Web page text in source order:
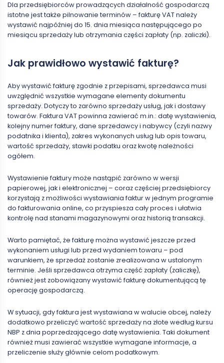
Dla przedsiębiorców prowadzących działalność gospodarczą
istotne jest także pilnowanie terminów – fakturę VAT należy
wystawić najpóźniej do 15. dnia miesiąca następującego po
miesiącu sprzedaży lub otrzymania części zapłaty (np. zaliczki).
Jak prawidłowo wystawić fakturę?
Aby wystawić fakturę zgodnie z przepisami, sprzedawca musi
uwzględnić wszystkie wymagane elementy dokumentu
sprzedaży. Dotyczy to zarówno sprzedaży usług, jak i dostawy
towarów. Faktura VAT powinna zawierać m.in.: datę wystawienia,
kolejny numer faktury, dane sprzedawcy i nabywcy (czyli nazwy
podatnika i klienta), zakres wykonanych usług lub opis towaru,
wartość sprzedaży, stawki podatku oraz kwotę należności
ogółem.
Wystawienie faktury może nastąpić zarówno w wersji
papierowej, jak i elektronicznej – coraz częściej przedsiębiorcy
korzystają z możliwości wystawiania faktur w jednym programie
do fakturowania online, co przyspiesza cały proces i ułatwia
kontrolę nad stanami magazynowymi oraz historią transakcji.
Warto pamiętać, że fakturę można wystawić jeszcze przed
wykonaniem usługi lub przed wydaniem towaru – pod
warunkiem, że sprzedaż zostanie zrealizowana w ustalonym
terminie. Jeśli sprzedawca otrzyma część zapłaty (zaliczkę),
również jest zobowiązany wystawić fakturę dokumentującą tę
operację gospodarczą.
W sytuacji, gdy faktura jest wystawiana w walucie obcej, należy
dodatkowo przeliczyć wartość sprzedaży na złote według kursu
NBP z dnia poprzedzającego datę wystawienia. Taki dokument
również musi zawierać wszystkie wymagane informacje, a
przeliczenie służy głównie celom podatkowym.